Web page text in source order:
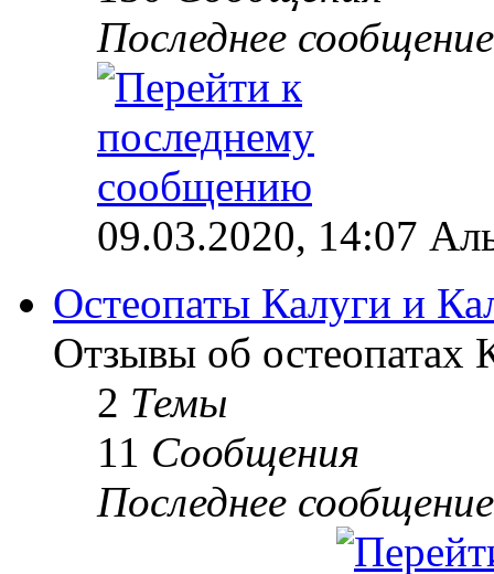
Последнее сообщение
09.03.2020, 14:07
Остеопаты Калуги и
Отзывы об остеопатах
2 Темы
11 Сообщения
Последнее сообщение